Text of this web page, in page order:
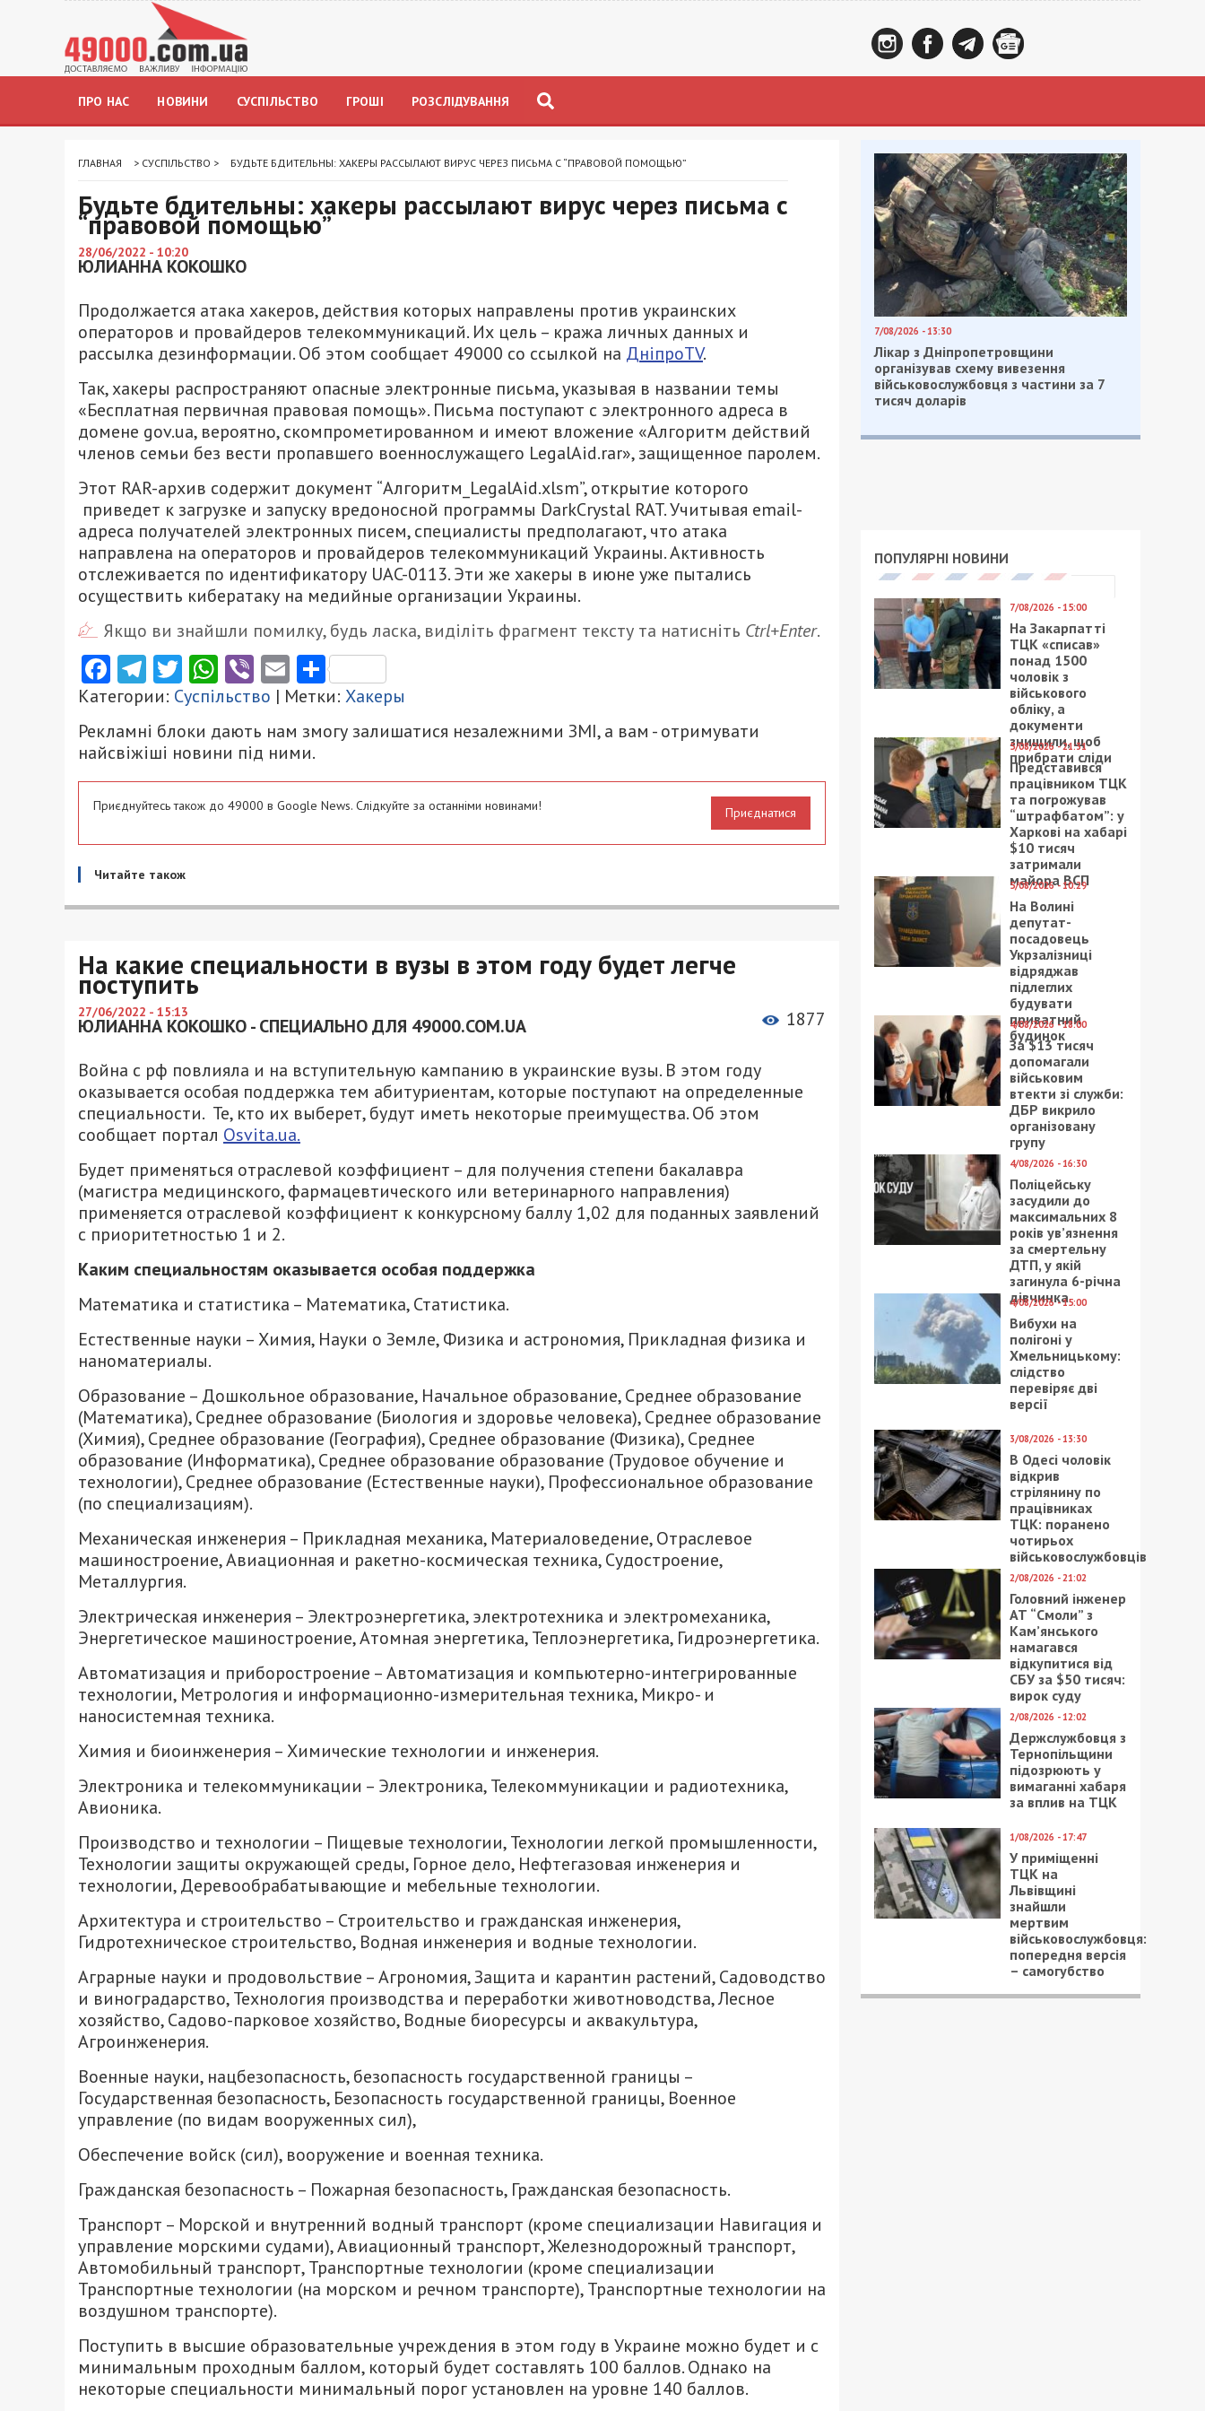
ПРО НАС НОВИНИ СУСПІЛЬСТВО ГРОШІ РОЗСЛІДУВАННЯ
ГЛАВНАЯ > СУСПІЛЬСТВО > БУДЬТЕ БДИТЕЛЬНЫ: ХАКЕРЫ РАССЫЛАЮТ ВИРУС ЧЕРЕЗ ПИСЬМА С “ПРАВОВОЙ ПОМОЩЬЮ”
Будьте бдительны: хакеры рассылают вирус через письма с
“правовой помощью”
28/06/2022 - 10:20
ЮЛИАННА КОКОШКО
Продолжается атака хакеров, действия которых направлены против украинских
операторов и провайдеров телекоммуникаций. Их цель – кража личных данных и
рассылка дезинформации. Об этом сообщает 49000 со ссылкой на ДніпроTV.
Так, хакеры распространяют опасные электронные письма, указывая в названии темы
«Бесплатная первичная правовая помощь». Письма поступают с электронного адреса в
домене gov.ua, вероятно, скомпрометированном и имеют вложение «Алгоритм действий
членов семьи без вести пропавшего военнослужащего LegalAid.rar», защищенное паролем.
Этот RAR-архив содержит документ “Алгоритм_LegalAid.xlsm”, открытие которого
приведет к загрузке и запуску вредоносной программы DarkCrystal RAT. Учитывая email-
адреса получателей электронных писем, специалисты предполагают, что атака
направлена на операторов и провайдеров телекоммуникаций Украины. Активность
отслеживается по идентификатору UAC-0113. Эти же хакеры в июне уже пытались
осуществить кибератаку на медийные организации Украины.
Якщо ви знайшли помилку, будь ласка, виділіть фрагмент тексту та натисніть Ctrl+Enter.
Facebook
Telegram
Twitter
WhatsApp
ViberEmailПоділитися
Категории: Суспільство | Метки: Хакеры
Рекламні блоки дають нам змогу залишатися незалежними ЗМІ, а вам - отримувати
найсвіжіші новини під ними.
Приєднуйтесь також до 49000 в Google News. Слідкуйте за останніми новинами! Приєднатися
Читайте також
На какие специальности в вузы в этом году будет легче
поступить
27/06/2022 - 15:13
ЮЛИАННА КОКОШКО - СПЕЦИАЛЬНО ДЛЯ 49000.COM.UA 1877
Война с рф повлияла и на вступительную кампанию в украинские вузы. В этом году
оказывается особая поддержка тем абитуриентам, которые поступают на определенные
специальности. Те, кто их выберет, будут иметь некоторые преимущества. Об этом
сообщает портал Osvita.ua.
Будет применяться отраслевой коэффициент – для получения степени бакалавра
(магистра медицинского, фармацевтического или ветеринарного направления)
применяется отраслевой коэффициент к конкурсному баллу 1,02 для поданных заявлений
с приоритетностью 1 и 2.
Каким специальностям оказывается особая поддержка
Математика и статистика – Математика, Статистика.
Естественные науки – Химия, Науки о Земле, Физика и астрономия, Прикладная физика и
наноматериалы.
Образование – Дошкольное образование, Начальное образование, Среднее образование
(Математика), Среднее образование (Биология и здоровье человека), Среднее образование
(Химия), Среднее образование (География), Среднее образование (Физика), Среднее
образование (Информатика), Среднее образование образование (Трудовое обучение и
технологии), Среднее образование (Естественные науки), Профессиональное образование
(по специализациям).
Механическая инженерия – Прикладная механика, Материаловедение, Отраслевое
машиностроение, Авиационная и ракетно-космическая техника, Судостроение,
Металлургия.
Электрическая инженерия – Электроэнергетика, электротехника и электромеханика,
Энергетическое машиностроение, Атомная энергетика, Теплоэнергетика, Гидроэнергетика.
Автоматизация и приборостроение – Автоматизация и компьютерно-интегрированные
технологии, Метрология и информационно-измерительная техника, Микро- и
наносистемная техника.
Химия и биоинженерия – Химические технологии и инженерия.
Электроника и телекоммуникации – Электроника, Телекоммуникации и радиотехника,
Авионика.
Производство и технологии – Пищевые технологии, Технологии легкой промышленности,
Технологии защиты окружающей среды, Горное дело, Нефтегазовая инженерия и
технологии, Деревообрабатывающие и мебельные технологии.
Архитектура и строительство – Строительство и гражданская инженерия,
Гидротехническое строительство, Водная инженерия и водные технологии.
Аграрные науки и продовольствие – Агрономия, Защита и карантин растений, Садоводство
и виноградарство, Технология производства и переработки животноводства, Лесное
хозяйство, Садово-парковое хозяйство, Водные биоресурсы и аквакультура,
Агроинженерия.
Военные науки, нацбезопасность, безопасность государственной границы –
Государственная безопасность, Безопасность государственной границы, Военное
управление (по видам вооруженных сил),
Обеспечение войск (сил), вооружение и военная техника.
Гражданская безопасность – Пожарная безопасность, Гражданская безопасность.
Транспорт – Морской и внутренний водный транспорт (кроме специализации Навигация и
управление морскими судами), Авиационный транспорт, Железнодорожный транспорт,
Автомобильный транспорт, Транспортные технологии (кроме специализации
Транспортные технологии (на морском и речном транспорте), Транспортные технологии на
воздушном транспорте).
Поступить в высшие образовательные учреждения в этом году в Украине можно будет и с
минимальным проходным баллом, который будет составлять 100 баллов. Однако на
некоторые специальности минимальный порог установлен на уровне 140 баллов.
7/08/2026 - 13:30
Лікар з Дніпропетровщини
організував схему вивезення
військовослужбовця з частини за 7
тисяч доларів
ПОПУЛЯРНІ НОВИНИ
7/08/2026 - 15:00
На Закарпатті
ТЦК «списав»
понад 1500
чоловік з
військового
обліку, а
документи
знищили, щоб
прибрати сліди
5/08/2026 - 21:31
Представився
працівником ТЦК
та погрожував
“штрафбатом”: у
Харкові на хабарі
$10 тисяч
затримали
майора ВСП
5/08/2026 - 10:29
На Волині
депутат-
посадовець
Укрзалізниці
відряджав
підлеглих
будувати
приватний
будинок
4/08/2026 - 18:00
За $13 тисяч
допомагали
військовим
втекти зі служби:
ДБР викрило
організовану
групу
4/08/2026 - 16:30
Поліцейську
засудили до
максимальних 8
років ув’язнення
за смертельну
ДТП, у якій
загинула 6-річна
дівчинка
4/08/2026 - 15:00
Вибухи на
полігоні у
Хмельницькому:
слідство
перевіряє дві
версії
3/08/2026 - 13:30
В Одесі чоловік
відкрив
стрілянину по
працівниках
ТЦК: поранено
чотирьох
військовослужбовців
2/08/2026 - 21:02
Головний інженер
АТ “Смоли” з
Кам’янського
намагався
відкупитися від
СБУ за $50 тисяч:
вирок суду
2/08/2026 - 12:02
Держслужбовця з
Тернопільщини
підозрюють у
вимаганні хабаря
за вплив на ТЦК
1/08/2026 - 17:47
У приміщенні
ТЦК на
Львівщині
знайшли
мертвим
військовослужбовця:
попередня версія
– самогубство